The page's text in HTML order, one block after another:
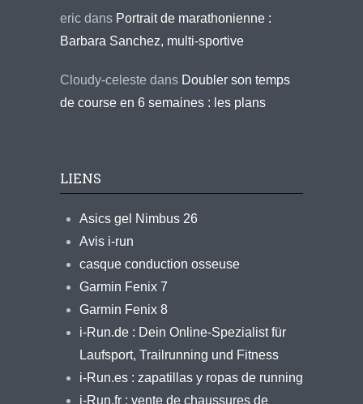
eric dans Portrait de marathonienne :
Barbara Sanchez, multi-sportive
Cloudy-celeste dans Doubler son temps
de course en 6 semaines : les plans
LIENS
Asics gel Nimbus 26
Avis i-run
casque conduction osseuse
Garmin Fenix 7
Garmin Fenix 8
i-Run.de : Dein Online-Spezialist für
Laufsport, Trailrunning und Fitness
i-Run.es : zapatillas y ropas de running
i-Run.fr : vente de chaussures de